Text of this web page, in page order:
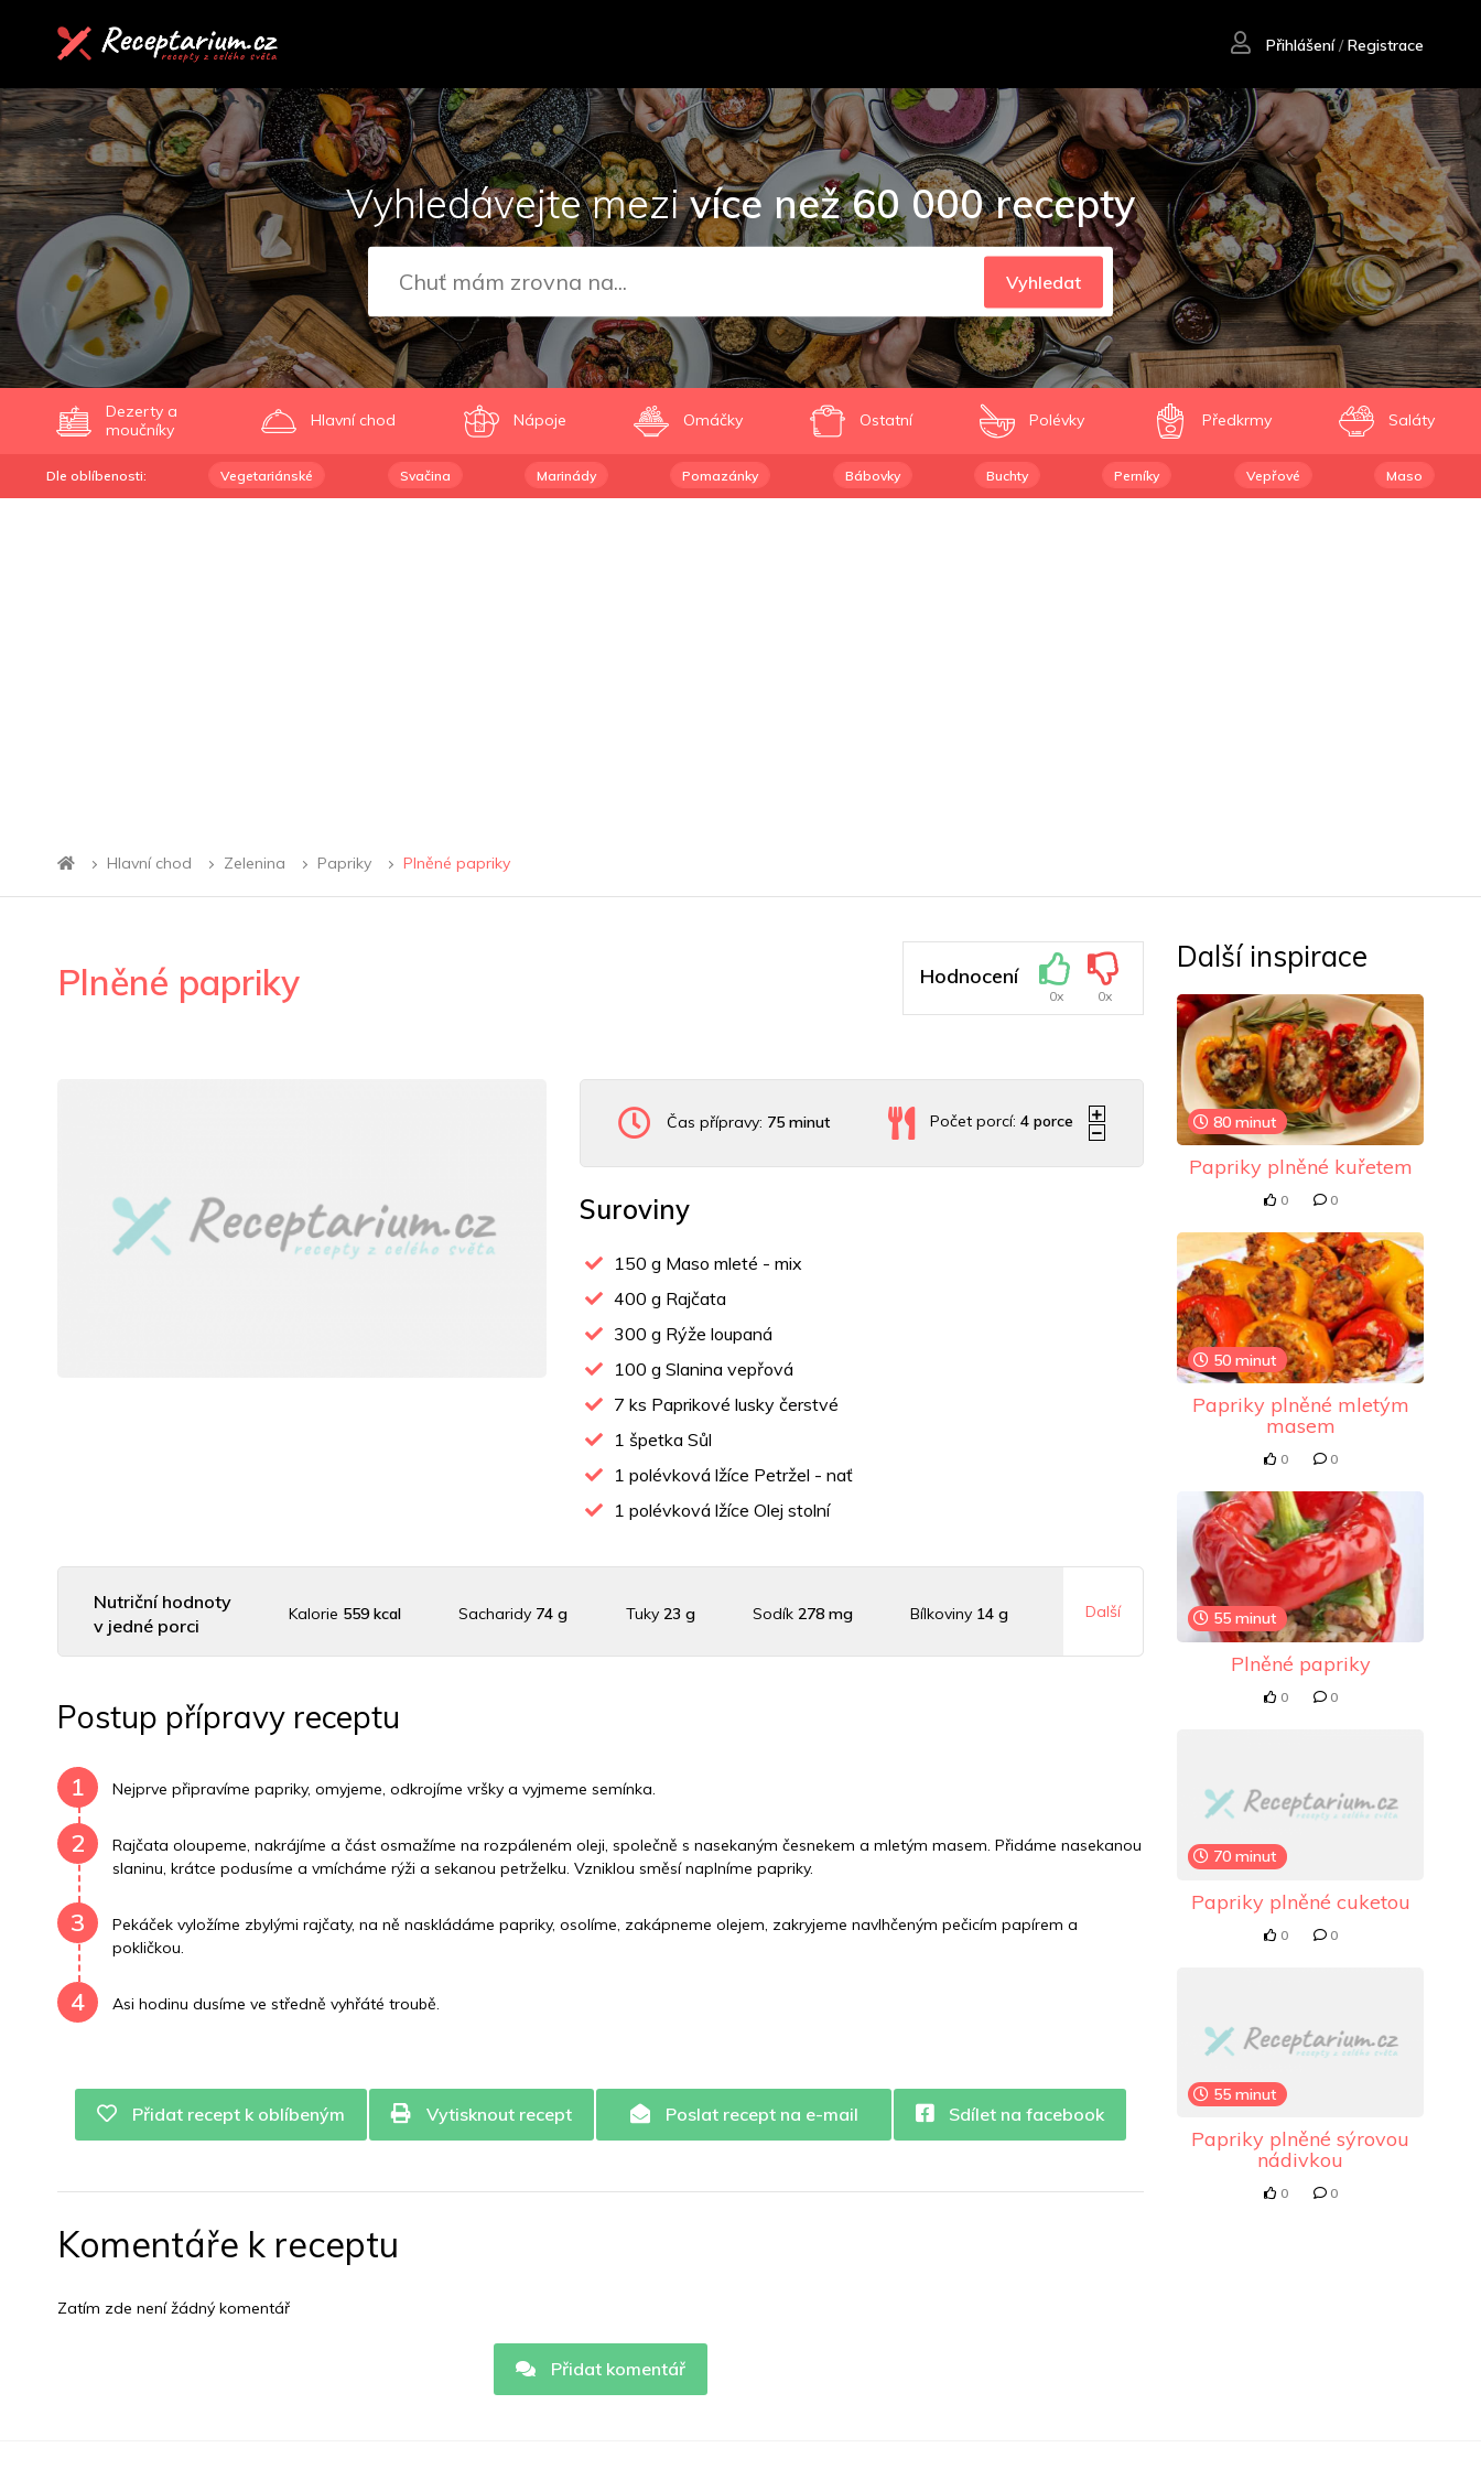
Přihlášení/Registrace
Vyhledávejte mezivíce než 60 000 recepty
Vyhledat
Dezerty a
moučníky
Hlavní chod Nápoje Omáčky Ostatní Polévky Předkrmy Saláty
Dle oblíbenosti: Vegetariánské Svačina Marinády Pomazánky Bábovky Buchty Perníky Vepřové Maso
Hlavní chod Zelenina Papriky Plněné papriky
Plněné papriky Hodnocení
0x 0x
Čas přípravy: 75 minut Počet porcí:4 porce
Suroviny
150 g Maso mleté - mix
400 g Rajčata
300 g Rýže loupaná
100 g Slanina vepřová
7 ks Paprikové lusky čerstvé
1 špetka Sůl
1 polévková lžíce Petržel - nať
1 polévková lžíce Olej stolní
Nutriční hodnoty
v jedné porci
Kalorie 559 kcal Sacharidy 74 g Tuky 23 g Sodík 278 mg Bílkoviny 14 g Další
Postup přípravy receptu
1 Nejprve připravíme papriky, omyjeme, odkrojíme vršky a vyjmeme semínka.
2
Rajčata oloupeme, nakrájíme a část osmažíme na rozpáleném oleji, společně s nasekaným česnekem a mletým masem. Přidáme nasekanou
slaninu, krátce podusíme a vmícháme rýži a sekanou petrželku. Vzniklou směsí naplníme papriky.
3
Pekáček vyložíme zbylými rajčaty, na ně naskládáme papriky, osolíme, zakápneme olejem, zakryjeme navlhčeným pečicím papírem a
pokličkou.
4 Asi hodinu dusíme ve středně vyhřáté troubě.
Přidat recept k oblíbeným Vytisknout recept Poslat recept na e-mail Sdílet na facebook
Komentáře k receptu
Zatím zde není žádný komentář
Přidat komentář
Další inspirace
80 minut
Papriky plněné kuřetem
0 0
50 minut
Papriky plněné mletým
masem
0 0
55 minut
Plněné papriky
0 0
70 minut
Papriky plněné cuketou
0 0
55 minut
Papriky plněné sýrovou
nádivkou
0 0